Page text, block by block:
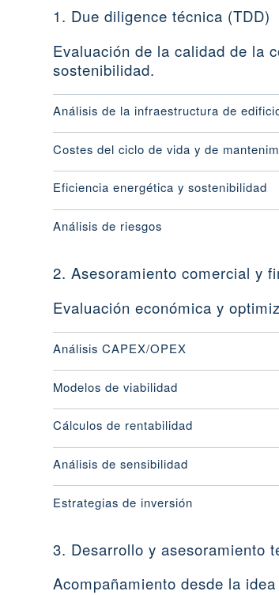
1. Due diligence técnica (TDD)
Evaluación de la calidad de la
sostenibilidad.
Análisis de la infraestructura de
Costes del ciclo de vida y de
Eficiencia energética y sostenibilidad
Análisis de riesgos
2. Asesoramiento comercial y
Evaluación económica y
Análisis CAPEX/OPEX
Modelos de viabilidad
Cálculos de rentabilidad
Análisis de sensibilidad
Estrategias de inversión
3. Desarrollo y asesoramiento
Acompañamiento desde la